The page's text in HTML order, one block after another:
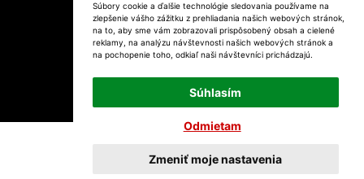
Súbory cookie a ďalšie technológie sledovania používame na
zlepšenie vášho zážitku z prehliadania našich webových stránok,
na to, aby sme vám zobrazovali prispôsobený obsah a cielené
reklamy, na analýzu návštevnosti našich webových stránok a
na pochopenie toho, odkiaľ naši návštevníci prichádzajú.
Súhlasím
Odmietam
Zmeniť moje nastavenia
(+420) 775 970 191
(+421) 949 804 289
Copyright © 2026 Textilné centrum
RealizáciaWebSite21